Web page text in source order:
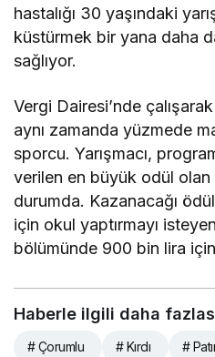
hastalığı 30 yaşındaki
küstürmek bir yana daha da
sağlıyor.
Vergi Dairesi’nde
aynı zamanda yüzmede
sporcu. Yarışmacı,
verilen en büyük odül olan
durumda. Kazanacağı
için okul yaptırmayı
bölümünde 900 bin lira
Haberle ilgili daha
# Çorumlu # Kırdı #